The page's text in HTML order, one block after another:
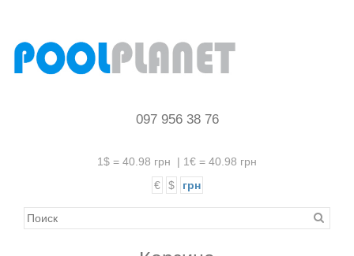
097 956 38 76
1$ = 40.98 грн | 1€ = 40.98 грн
€
$ грн